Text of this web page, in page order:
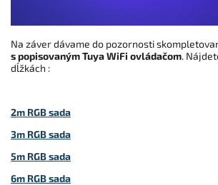
Na záver dávame do pozornosti
s popisovaným Tuya WiFi ovládačom.
dĺžkách :
2m RGB sada
3m RGB sada
5m RGB sada
6m RGB sada